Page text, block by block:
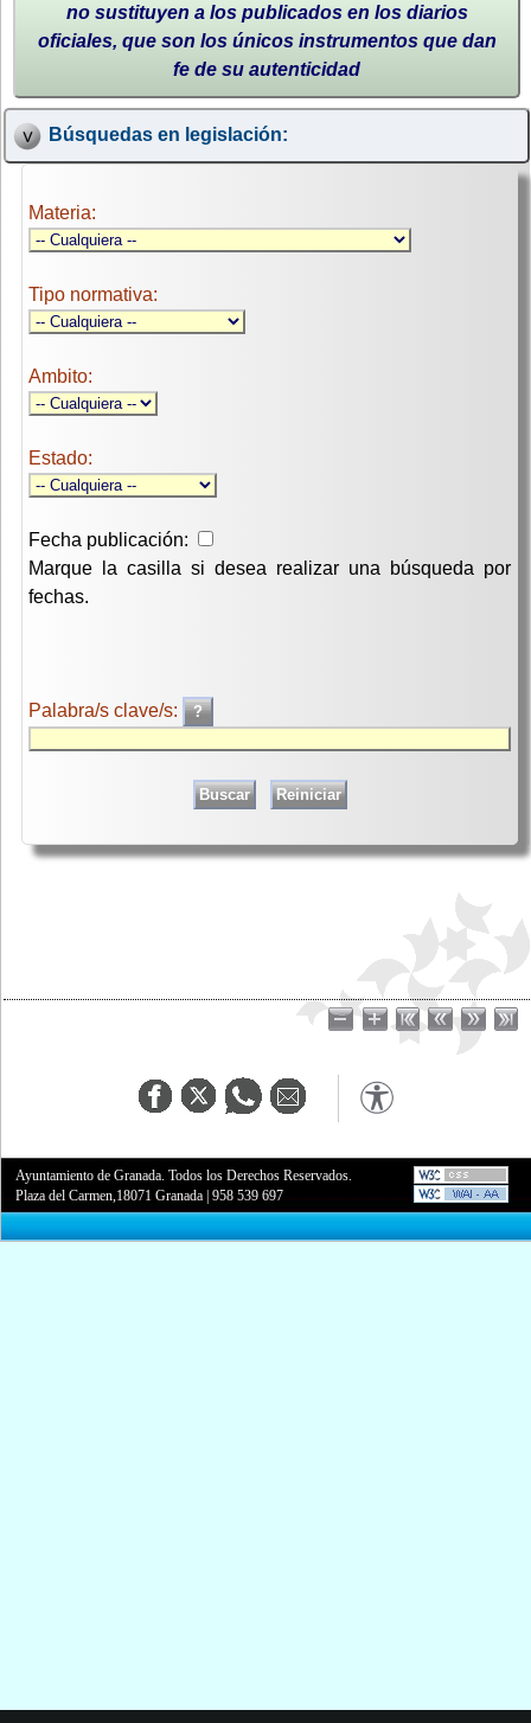
no sustituyen a los publicados en los diarios
oficiales, que son los únicos instrumentos que dan
fe de su autenticidad
Búsquedas en legislación:
Materia:
Tipo normativa:
Ambito:
Estado:
Fecha publicación:
Marque la casilla si desea realizar una búsqueda por
fechas.
Palabra/s clave/s:
Ayuntamiento de Granada. Todos los Derechos Reservados.
Plaza del Carmen,18071 Granada |958 539 697